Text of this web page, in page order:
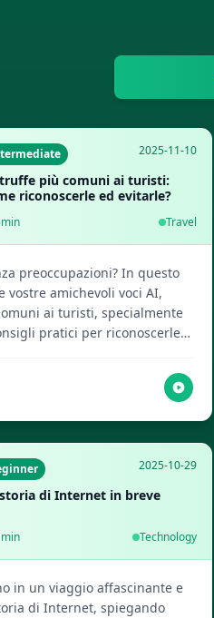
2025-11-10
più comuni ai turisti:
riconoscerle ed evitarle?
min Travel
preoccupazioni? In questo
vostre amichevoli voci AI,
ai turisti, specialmente
pratici per riconoscerle
lo script completo, creare
accedere a molte altre
2025-10-29
di Internet in breve
min Technology
in un viaggio affascinante e
di Internet, spiegando